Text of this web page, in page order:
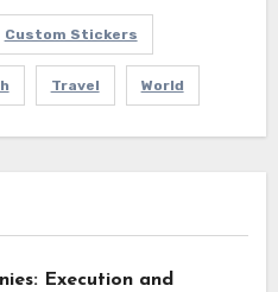
Custom Stickers
Travel World
Execution and